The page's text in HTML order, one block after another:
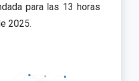
para las 13 horas
2025.